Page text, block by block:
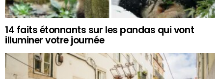
14 faits étonnants sur les pandas qui vont
illuminer votre journée